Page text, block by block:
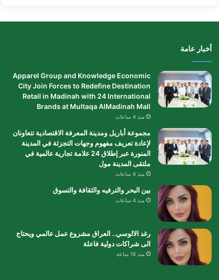
أخبار عامة
Apparel Group and Knowledge Economic
City Join Forces to Redefine Destination
Retail in Madinah with 24 International
Brands at Multaqa AlMadinah Mall
منذ 4 ساعات
مجموعة أباريل ومدينة المعرفة الاقتصادية تتعاونان
لإعادة تعريف مفهوم وجهات التجزئة في المدينة
المنورة عبر إطلاق 24 علامة تجارية عالمية في
ملتقى المدينة مول
منذ 4 ساعات
بين البحر والترفيه والثقافة والتسوق
منذ 4 ساعات
رغد الالوسي.. العراق مشروع عمل عالمي ويحتاج
الى شراكات دولية فاعلة
منذ 18 ساعة